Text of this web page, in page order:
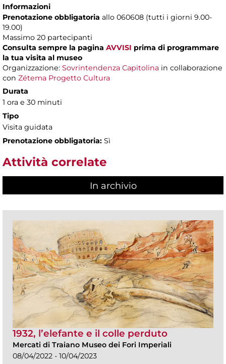
Informazioni
Prenotazione obbligatoria allo 060608 (tutti i giorni 9.00-
19.00)
Massimo 20 partecipanti
Consulta sempre la pagina AVVISI prima di programmare
la tua visita al museo
Organizzazione: Sovrintendenza Capitolina in collaborazione
con Zétema Progetto Cultura
Durata
1 ora e 30 minuti
Tipo
Visita guidata
Prenotazione obbligatoria: Sì
Attività correlate
In archivio
1932, l’elefante e il colle perduto
Mercati di Traiano Museo dei Fori Imperiali
08/04/2022 - 10/04/2023